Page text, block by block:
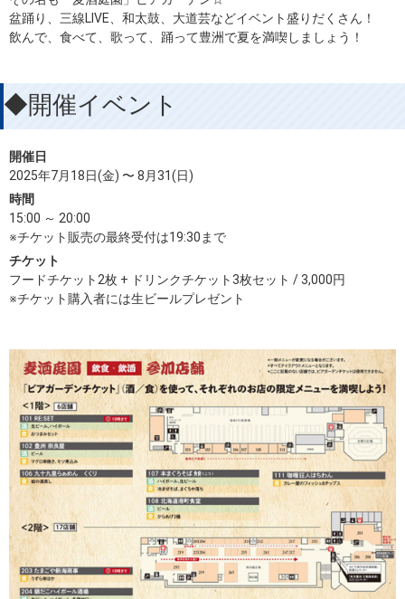
盆踊り、三線LIVE、和太鼓、大道芸などイベント盛りだくさん！
飲んで、食べて、歌って、踊って豊洲で夏を満喫しましょう！
◆開催イベント
開催日
2025年7月18日(金) 〜 8月31(日)
時間
15:00 ～ 20:00
※チケット販売の最終受付は19:30まで
チケット
フードチケット2枚 + ドリンクチケット3枚セット / 3,000円
※チケット購入者には生ビールプレゼント